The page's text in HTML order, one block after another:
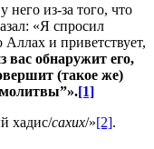
него из-за того, что
«Я спросил
и приветствует,
вас обнаружит его,
(такое же)
[1]
хадис/сахих/»[2].